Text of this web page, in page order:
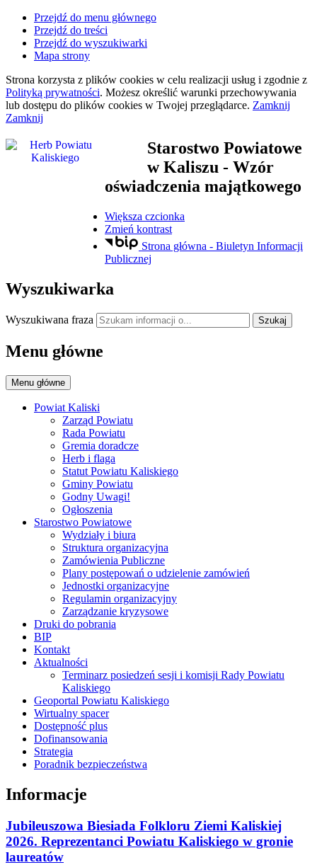
Przejdź do menu głównego
Przejdź do treści
Przejdź do wyszukiwarki
Mapa strony
Strona korzysta z plików cookies w celu realizacji usług i zgodnie z
Polityką prywatności. Możesz określić warunki przechowywania
lub dostępu do plików cookies w Twojej przeglądarce. Zamknij
Zamknij
Starostwo Powiatowe
w Kaliszu - Wzór
oświadczenia majątkowego
Większa czcionka
Zmień kontrast
Strona główna - Biuletyn Informacji
Publicznej
Wyszukiwarka
Wyszukiwana fraza Szukaj
Menu główne
Menu główne
Powiat Kaliski
Zarząd Powiatu
Rada Powiatu
Gremia doradcze
Herb i flaga
Statut Powiatu Kaliskiego
Gminy Powiatu
Godny Uwagi!
Ogłoszenia
Starostwo Powiatowe
Wydziały i biura
Struktura organizacyjna
Zamówienia Publiczne
Plany postępowań o udzielenie zamówień
Jednostki organizacyjne
Regulamin organizacyjny
Zarządzanie kryzysowe
Druki do pobrania
BIP
Kontakt
Aktualności
Terminarz posiedzeń sesji i komisji Rady Powiatu
Kaliskiego
Geoportal Powiatu Kaliskiego
Wirtualny spacer
Dostępność plus
Dofinansowania
Strategia
Poradnik bezpieczeństwa
Informacje
Jubileuszowa Biesiada Folkloru Ziemi Kaliskiej
2026. Reprezentanci Powiatu Kaliskiego w gronie
laureatów